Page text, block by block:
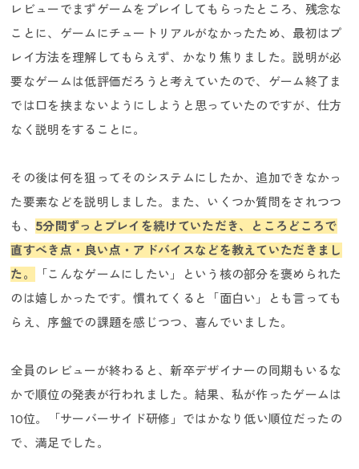
レビューでまずゲームをプレイしてもらったところ、残念な
ことに、ゲームにチュートリアルがなかったため、最初はプ
レイ方法を理解してもらえず、かなり焦りました。説明が必
要なゲームは低評価だろうと考えていたので、ゲーム終了ま
では口を挟まないようにしようと思っていたのですが、仕方
なく説明をすることに。
その後は何を狙ってそのシステムにしたか、追加できなかっ
た要素などを説明しました。また、いくつか質問をされつつ
も、 5分間ずっとプレイを続けていただき、ところどころで
直すべき点・良い点・アドバイスなどを教えていただきまし
た。
「こんなゲームにしたい」という核の部分を褒められた
のは嬉しかったです。慣れてくると「面白い」とも言っても
らえ、序盤での課題を感じつつ、喜んでいました。
全員のレビューが終わると、新卒デザイナーの同期もいるな
かで順位の発表が行われました。結果、私が作ったゲームは
10位。「サーバーサイド研修」ではかなり低い順位だったの
で、満足でした。